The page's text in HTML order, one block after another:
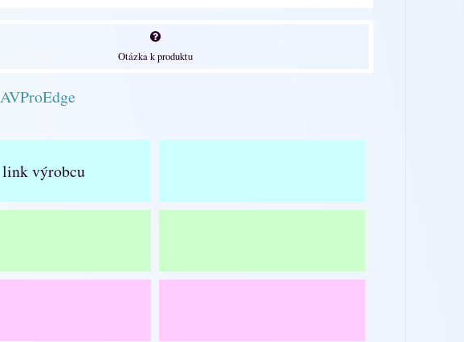
Otázka k produktu
AVProEdge
link výrobcu